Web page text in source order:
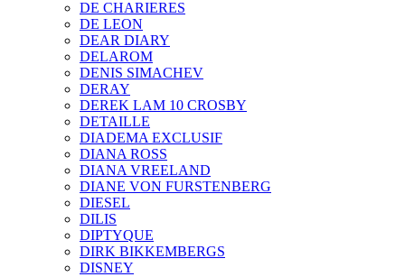
DE CHARIERES
DE LEON
DEAR DIARY
DELAROM
DENIS SIMACHEV
DERAY
DEREK LAM 10 CROSBY
DETAILLE
DIADEMA EXCLUSIF
DIANA ROSS
DIANA VREELAND
DIANE VON FURSTENBERG
DIESEL
DILIS
DIPTYQUE
DIRK BIKKEMBERGS
DISNEY